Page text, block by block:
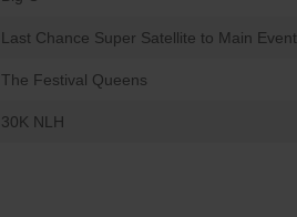
Last Chance Super Satellite to Main Event
The Festival Queens
30K NLH